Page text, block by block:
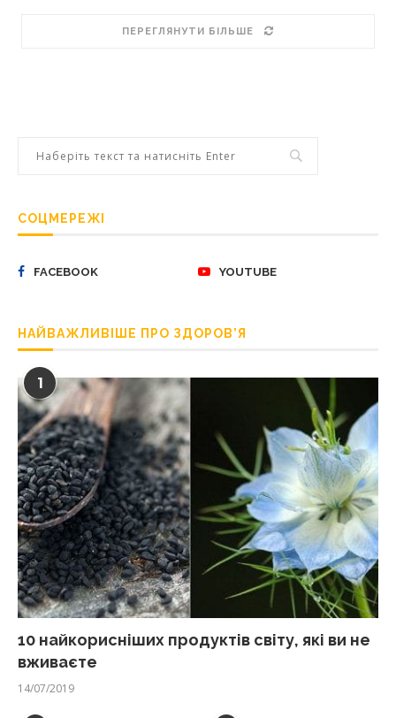
ПЕРЕГЛЯНУТИ БІЛЬШЕ
СОЦМЕРЕЖІ
FACEBOOK YOUTUBE
НАЙВАЖЛИВІШЕ ПРО ЗДОРОВ’Я
1
10 найкорисніших продуктів світу, які ви не
вживаєте
14/07/2019